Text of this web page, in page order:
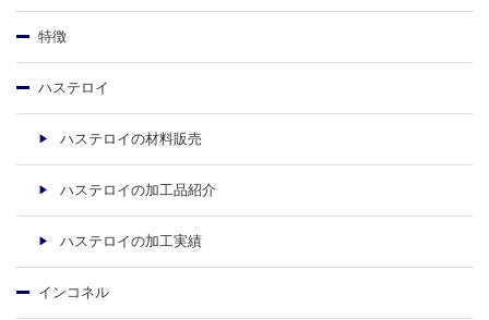
特徴
ハステロイ
ハステロイの材料販売
ハステロイの加工品紹介
ハステロイの加工実績
インコネル